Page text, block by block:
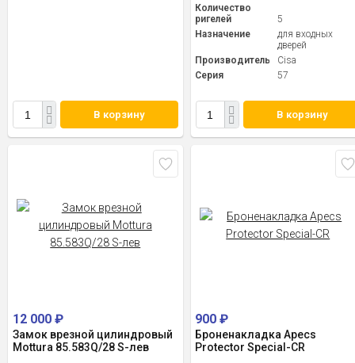
В корзину
Количество
ригелей
5
Назначение
для входных
дверей
Производитель
Cisa
Серия
57
В корзину
12 000 ₽
Замок врезной цилиндровый
Mottura 85.583Q/28 S-лев
900₽
Броненакладка Apecs
Protector Special-CR